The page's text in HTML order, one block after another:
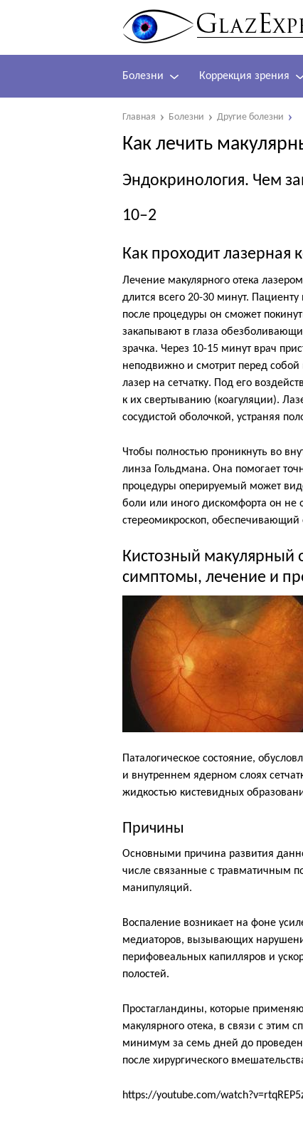
Болезни Коррекция зрения
Главная Болезни Другие болезни
Как лечить
Эндокринология. Чем
10–2
Как проходит лазерная
Лечение макулярного отека
длится всего 20-30 минут.
после процедуры он сможет
закапывают в глаза
зрачка. Через 10-15 минут врач
неподвижно и смотрит перед собой
лазер на сетчатку. Под его
к их свертыванию (коагуляции).
сосудистой оболочкой, устраняя
Чтобы полностью проникнуть во
линза Гольдмана. Она помогает
процедуры оперируемый может
боли или иного дискомфорта он не
стереомикроскоп,
Кистозный макулярный
симптомы, лечение и
Паталогическое состояние,
и внутреннем ядерном слоях
жидкостью кистевидных
Причины
Основными причина развития
числе связанные с травматичным
манипуляций.
Воспаление возникает на фоне
медиаторов, вызывающих
перифовеальных капилляров и
полостей.
Простагландины, которые
макулярного отека, в связи с этим
минимум за семь дней до
после хирургического
https://youtube.com/